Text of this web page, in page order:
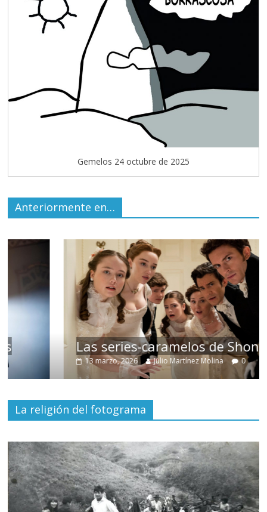
Gemelos 24 octubre de 2025
Anteriormente en…
Las series-caramelos de Shondaland
13 marzo, 2026 Julio Martínez Molina 0
La religión del fotograma